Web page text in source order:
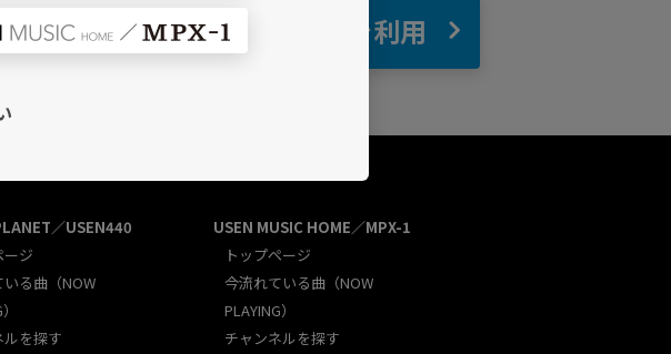
自宅 でBGMを利用
／USEN440
ージ
いる曲（NOW
を探す
USEN MUSIC HOME／MPX-1
トップページ
今流れている曲（NOW
PLAYING）
チャンネルを探す